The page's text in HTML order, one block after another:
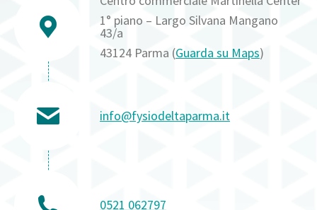
1° piano – Largo Silvana Mangano
43/a
43124 Parma (Guarda su Maps)
info@fysiodeltaparma.it
0521 062797